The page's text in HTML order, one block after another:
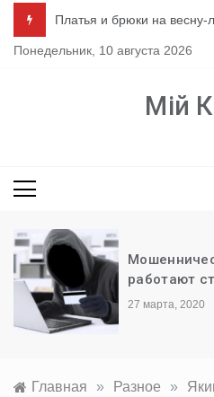
содержимому
Платья и брюки на весну-
Понедельник, 10 августа 2026
Мій
работают
27 марта, 2020
Главная » Разное »